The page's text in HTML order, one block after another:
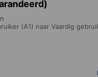
(A1) naar Vaardig